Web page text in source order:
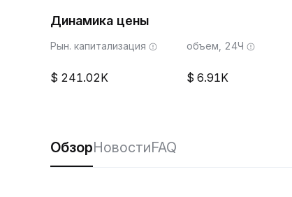
Динамика цены
Рын. капитализация
241.02K
объем, 24Ч
6.91K
ОбзорНовостиFAQ